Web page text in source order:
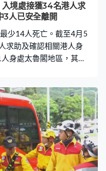
基地待命。 至於因地震
程遇到阻滯，當局周五
持續輕微震動，有物件
上工程會改變大樓的結
時停工。不過施工單位
境處接獲35名港人求
，其中在太魯閣的12名
處會繼續與求助人保持
境處接獲34名港人求
人已安全離開
少14人死亡。截至4月5
求助及確認相關港人身
身處太魯閣地區，其中
持緊密聯繫，密切留意
可行的協助。 身在外地
處「協助在外香港居民
（852）1868；透過
據致電「1868」熱線或
至1868 WhatsApp 求助
熱線；或提交網上求助表